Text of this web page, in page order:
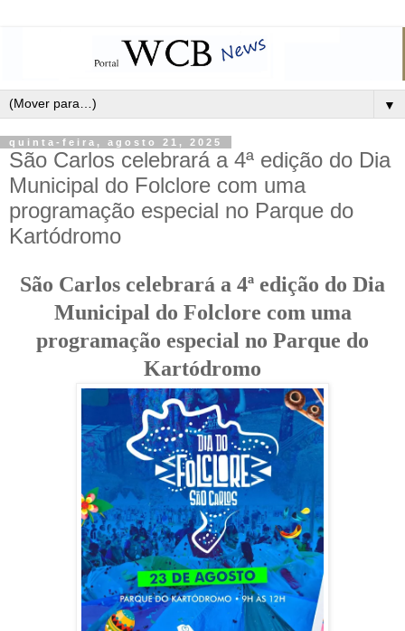
▼
quinta-feira, agosto 21, 2025
São Carlos celebrará a 4ª edição do Dia
Municipal do Folclore com uma
programação especial no Parque do
Kartódromo
São Carlos celebrará a 4ª edição do Dia
Municipal do Folclore com uma
programação especial no Parque do
Kartódromo